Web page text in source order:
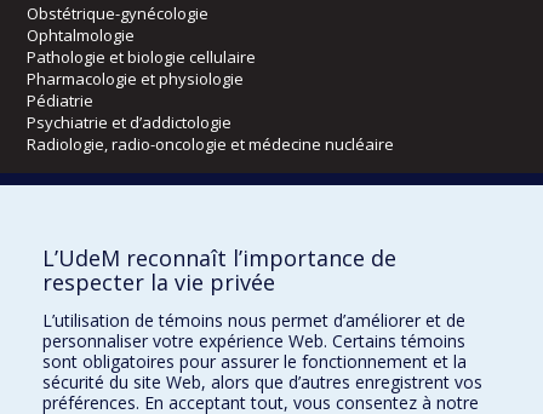
Obstétrique-gynécologie
Ophtalmologie
Pathologie et biologie cellulaire
Pharmacologie et physiologie
Pédiatrie
Psychiatrie et d’addictologie
Radiologie, radio-oncologie et médecine nucléaire
Kinésiologie et des sciences de l’activité physique
Orthophonie et audiologie
Directions
DPC
L’UdeM reconnaît l’importance de
respecter la vie privée
L’utilisation de témoins nous permet d’améliorer et de
personnaliser votre expérience Web. Certains témoins
sont obligatoires pour assurer le fonctionnement et la
sécurité du site Web, alors que d’autres enregistrent vos
préférences. En acceptant tout, vous consentez à notre